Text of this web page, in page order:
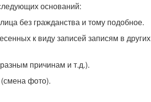
оснований:
без гражданства и тому подобное.
к виду записей записям в других
причинам и т.д.).
фото).